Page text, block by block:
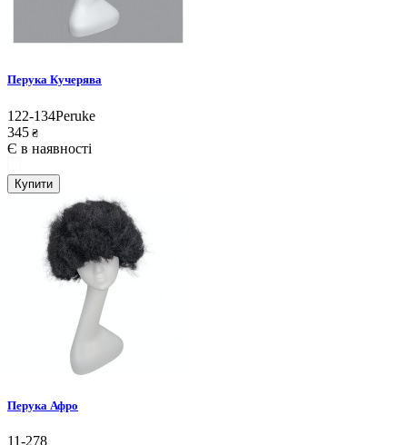
Перука Кучерява
122-134Peruke
345 ₴
Є в наявності
Купити
Перука Афро
11-278